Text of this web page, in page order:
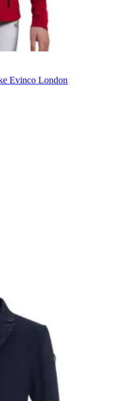
Evinco London